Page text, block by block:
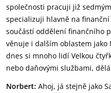
společnosti pracuji již
specializuji hlavně na
součástí oddělení finančního
věnuje i dalším oblastem jako
dnes si mnoho lidí Velkou
nebo daňovými službami,
Norbert: Ahoj, já stejně jako